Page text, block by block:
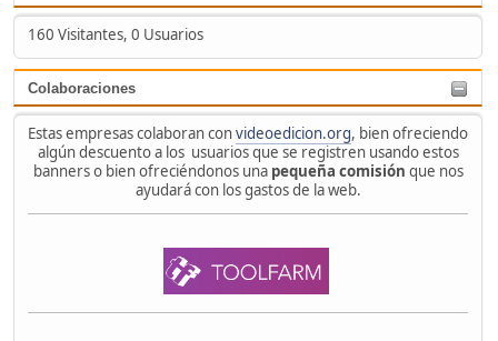
160 Visitantes, 0 Usuarios
Colaboraciones
Estas empresas colaboran convideoedicion.org, bien ofreciendo
algún descuento a los usuarios que se registren usando estos
banners o bien ofreciéndonos una pequeña comisión que nos
ayudará con los gastos de la web.